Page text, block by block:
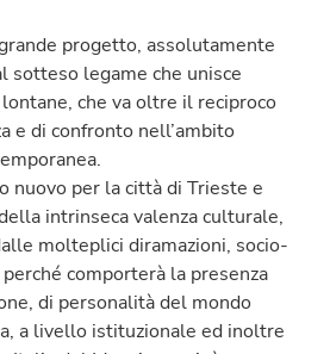
progetto, assolutamente
sotteso legame che unisce
che va oltre il reciproco
e di confronto nell’ambito
nuovo per la città di Trieste e
intrinseca valenza culturale,
molteplici diramazioni, socio-
comporterà la presenza
di personalità del mondo
a livello istituzionale ed inoltre